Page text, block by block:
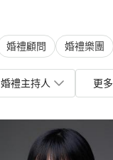
婚禮顧問 婚禮樂團
婚禮主持人 更多